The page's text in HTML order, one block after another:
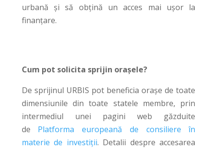
urbană și să obțină un acces mai ușor la
finanțare.
Cum pot solicita sprijin orașele?
De sprijinul URBIS pot beneficia orașe de toate
dimensiunile din toate statele membre, prin
intermediul unei pagini web găzduite
de Platforma europeană de consiliere în
materie de investiții. Detalii despre accesarea